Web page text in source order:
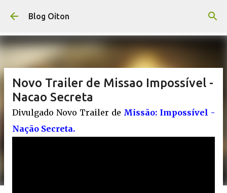
Pular para o conteúdo principal
Blog Oiton
Novo Trailer de Missao Impossível -
Nacao Secreta
Divulgado Novo Trailer de Missão: Impossível -
Nação Secreta.